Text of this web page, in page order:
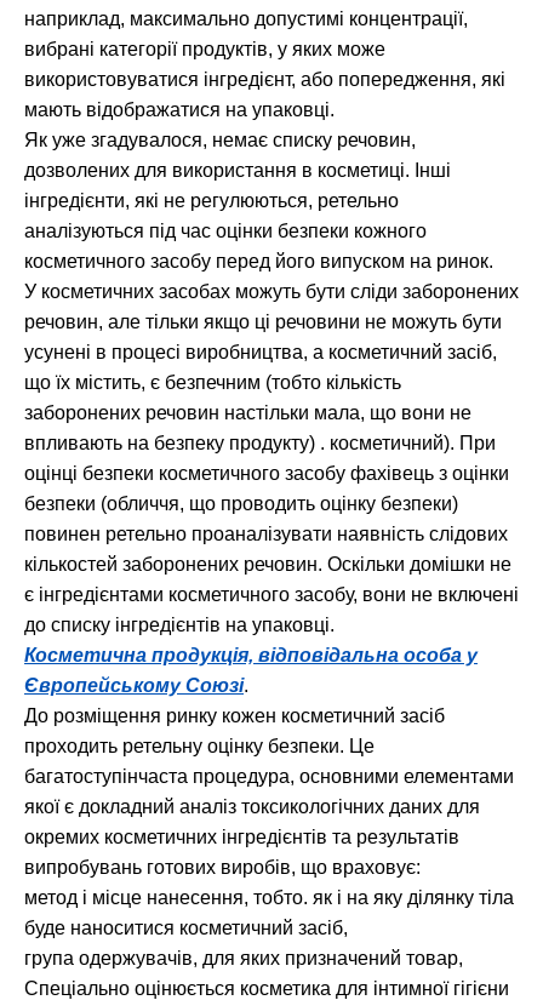
наприклад, максимально допустимі концентрації,
вибрані категорії продуктів, у яких може
використовуватися інгредієнт, або попередження, які
мають відображатися на упаковці.
Як уже згадувалося, немає списку речовин,
дозволених для використання в косметиці. Інші
інгредієнти, які не регулюються, ретельно
аналізуються під час оцінки безпеки кожного
косметичного засобу перед його випуском на ринок.
У косметичних засобах можуть бути сліди заборонених
речовин, але тільки якщо ці речовини не можуть бути
усунені в процесі виробництва, а косметичний засіб,
що їх містить, є безпечним (тобто кількість
заборонених речовин настільки мала, що вони не
впливають на безпеку продукту) . косметичний). При
оцінці безпеки косметичного засобу фахівець з оцінки
безпеки (обличчя, що проводить оцінку безпеки)
повинен ретельно проаналізувати наявність слідових
кількостей заборонених речовин. Оскільки домішки не
є інгредієнтами косметичного засобу, вони не включені
до списку інгредієнтів на упаковці.
Косметична продукція, відповідальна особа у
Європейському Союзі.
До розміщення ринку кожен косметичний засіб
проходить ретельну оцінку безпеки. Це
багатоступінчаста процедура, основними елементами
якої є докладний аналіз токсикологічних даних для
окремих косметичних інгредієнтів та результатів
випробувань готових виробів, що враховує:
метод і місце нанесення, тобто. як і на яку ділянку тіла
буде наноситися косметичний засіб,
група одержувачів, для яких призначений товар,
Спеціально оцінюється косметика для інтимної гігієни